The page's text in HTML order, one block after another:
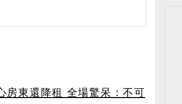
房東還降租 全場驚呆：不可